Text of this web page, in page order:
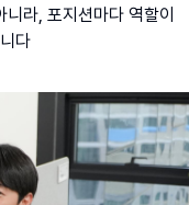
라, 포지션마다 역할이
다